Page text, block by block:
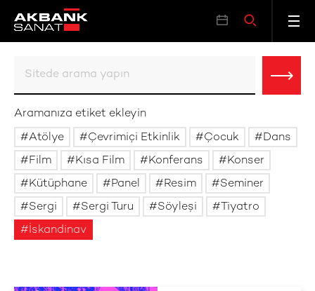
Aramanıza etiket ekleyin
Atölye
Çevrimiçi Etkinlik Çocuk
Dans
Film
Kısa Film Konferans
Konser
Kütüphane
Panel Resim
Seminer
Sergi
Sergi Turu Söyleşi
Tiyatro
İskandinav